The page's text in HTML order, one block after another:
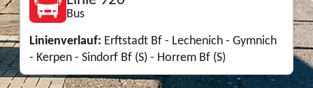
Bus
Linienverlauf: Erftstadt Bf - Lechenich - Gymnich
- Kerpen - Sindorf Bf (S) - Horrem Bf (S)